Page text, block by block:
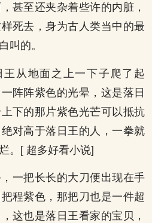
甚至还夹杂着些许的内脏，
死去，身为古人类当中的最
叫的。
王从地面之上一下子爬了起
阵阵紫色的光晕，这是落日
下的那片紫色光芒可以抵抗
对高于落日王的人，一拳就
。[ 超多好看小说]
一把长长的大刀便出现在手
程紫色，那把刀也是一件超
这也是落日王看家的宝贝，